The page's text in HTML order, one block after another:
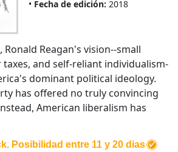
Fecha de edición: 2018
Posibilidad entre 11 y 20 dias
Ronald Reagan's vision--small
and self-reliant individualism-
dominant political ideology.
has offered no truly convincing
American liberalism has